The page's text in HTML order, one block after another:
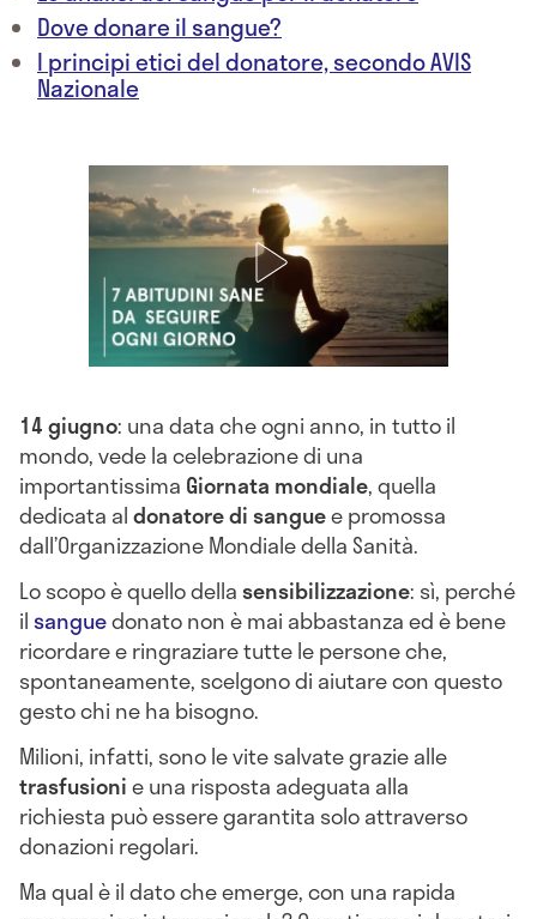
Dove donare il sangue?
I principi etici del donatore, secondo AVIS
Nazionale
14 giugno: una data che ogni anno, in tutto il
mondo, vede la celebrazione di una
importantissima Giornata mondiale, quella
dedicata aldonatore di sanguee promossa
dall’Organizzazione Mondiale della Sanità.
Lo scopo è quello dellasensibilizzazione: sì, perché
il sanguedonato non è mai abbastanza ed è bene
ricordare e ringraziare tutte le persone che,
spontaneamente, scelgono di aiutare con questo
gesto chi ne ha bisogno.
Milioni, infatti, sono le vite salvate grazie alle
trasfusionie una risposta adeguata alla
richiesta può essere garantita solo attraverso
donazioni regolari.
Ma qual è il dato che emerge, con una rapida